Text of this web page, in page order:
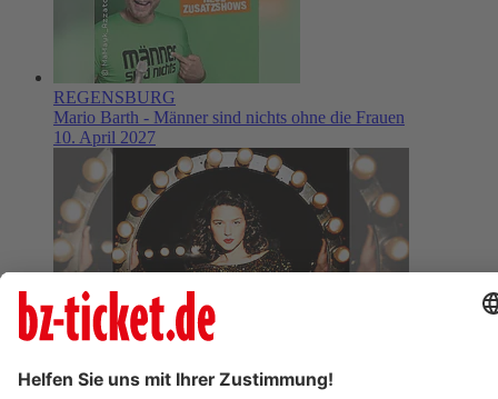
REGENSBURG
Mario Barth - Männer sind nichts ohne die Frauen
10. April 2027